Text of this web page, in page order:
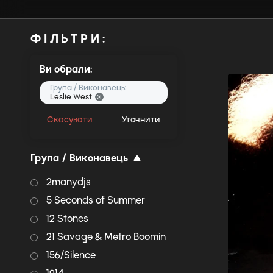
ФІЛЬТРИ:
Ви обрали:
Група / Виконавець:
Leslie West
Скасувати Уточнити
Група / Виконавець
2manydjs
5 Seconds of Summer
12 Stones
21 Savage & Metro Boomin
156/Silence